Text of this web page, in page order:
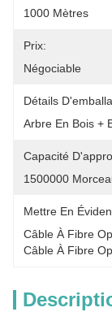
1000 Mètres
Prix:
Négociable
Détails
Arbre En Bois +
Capacité
1500000
Mettre En
Câble À Fibre
Câble À Fibre